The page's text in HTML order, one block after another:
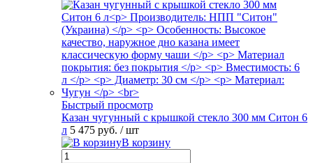
Быстрый просмотр
Казан чугунный с крышкой стекло 300 мм Ситон 6
л 5 475 руб. / шт
В корзину